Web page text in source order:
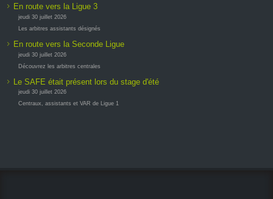
En route vers la Ligue 3
jeudi 30 juillet 2026
Les arbitres assistants désignés
En route vers la Seconde Ligue
jeudi 30 juillet 2026
Découvrez les arbitres centrales
Le SAFE était présent lors du stage d'été
jeudi 30 juillet 2026
Centraux, assistants et VAR de Ligue 1